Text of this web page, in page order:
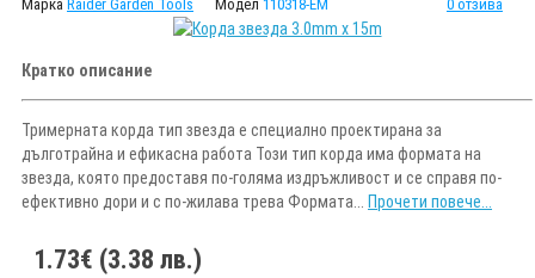
Марка Raider Garden Tools Модел 110318-EM 0 отзива
Кратко описание
Тримерната корда тип звезда е специално проектирана за
дълготрайна и ефикасна работа Този тип корда има формата на
звезда, която предоставя по-голяма издръжливост и се справя по-
ефективно дори и с по-жилава трева Формата... Прочети повече...
1.73€ (3.38 лв.)